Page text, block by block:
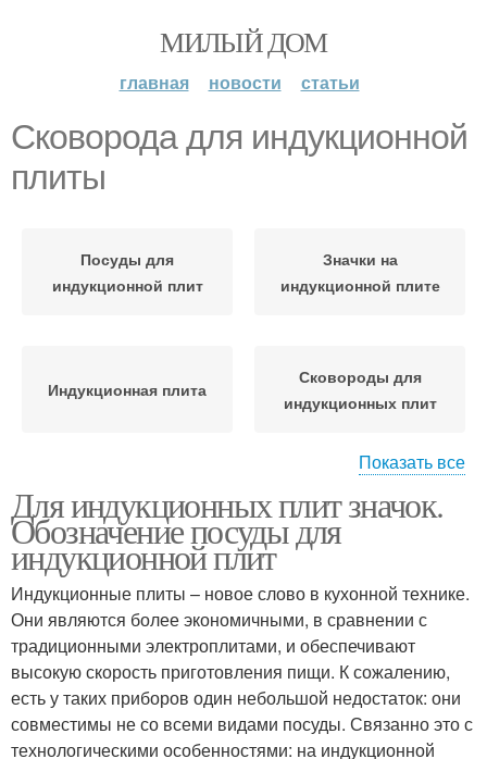
МИЛЫЙ ДОМ
главная новости статьи
Сковорода для индукционной
плиты
Посуды для
индукционной плит
Значки на
индукционной плите
Индукционная плита
Сковороды для
индукционных плит
индукционных плит
Плиты на посуде
Посуды для
индукционных плит
Посуда для
индукционной плиты
Показать все
Для индукционных плит значок.
Обозначение посуды для
индукционной плит
Индукционные плиты – новое слово в кухонной технике.
Они являются более экономичными, в сравнении с
традиционными электроплитами, и обеспечивают
высокую скорость приготовления пищи. К сожалению,
есть у таких приборов один небольшой недостаток: они
совместимы не со всеми видами посуды. Связанно это с
технологическими особенностями: на индукционной